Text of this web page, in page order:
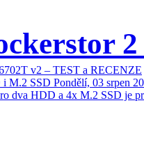
v2 – TEST a RECENZE
M.2 SSD Pondělí, 03 srpen
dva HDD a 4x M.2 SSD je